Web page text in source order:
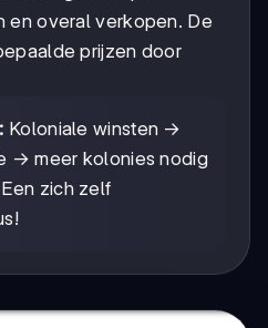
en overal verkopen. De
prijzen door
Koloniale winsten →
→ meer kolonies nodig
zich zelf